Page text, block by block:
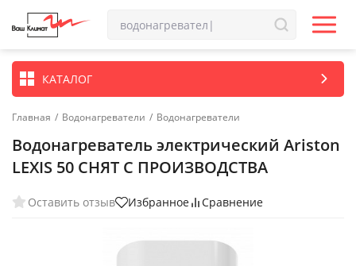
КАТАЛОГ
Главная / Водонагреватели / Водонагреватели
Водонагреватель электрический Ariston
LEXIS 50 СНЯТ С ПРОИЗВОДСТВА
Оставить отзыв Избранное Сравнение